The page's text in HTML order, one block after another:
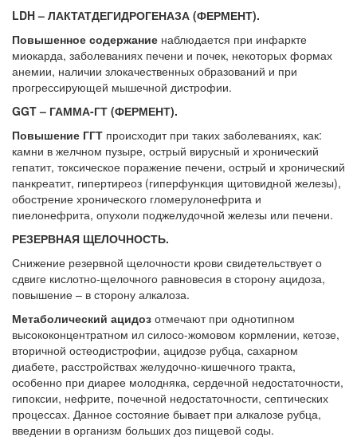
LDH – ЛАКТАТДЕГИДРОГЕНАЗА (ФЕРМЕНТ).
Повышенное содержание наблюдается при инфаркте
миокарда, заболеваниях печени и почек, некоторых формах
анемии, наличии злокачественных образований и при
прогрессирующей мышечной дистрофии.
GGT – ГАММА-ГТ (ФЕРМЕНТ).
Повышение ГГТ происходит при таких заболеваниях, как:
камни в желчном пузыре, острый вирусный и хронический
гепатит, токсическое поражение печени, острый и хронический
панкреатит, гипертиреоз (гиперфункция щитовидной железы),
обострение хронического гломерулонефрита и
пиелонефрита, опухоли поджелудочной железы или печени.
РЕЗЕРВНАЯ ЩЕЛОЧНОСТЬ.
Снижение резервной щелочности крови свидетельствует о
сдвиге кислотно-щелочного равновесия в сторону ацидоза,
повышение – в сторону алкалоза.
Метаболический ацидоз отмечают при однотипном
высококонцентратном ил силосо-жомовом кормлении, кетозе,
вторичной остеодистрофии, ацидозе рубца, сахарном
диабете, расстройствах желудочно-кишечного тракта,
особенно при диарее молодняка, сердечной недостаточности,
гипоксии, нефрите, почечной недостаточности, септических
процессах. Данное состояние бывает при алкалозе рубца,
введении в организм больших доз пищевой соды.